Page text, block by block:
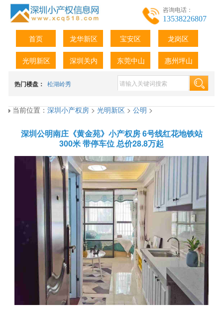
咨询电话：
13538226807
首页 龙华新区 宝安区 龙岗区
光明新区 深圳关内 东莞中山 惠州坪山
热门楼盘： 松湖岭秀
当前位置：深圳小产权房>光明新区>公明>
深圳公明南庄《黄金苑》小产权房 6号线红花地铁站
300米 带停车位 总价28.8万起